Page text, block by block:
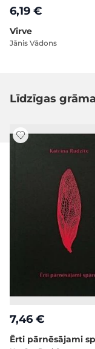
6,19 €
Virve
Jānis Vādons
Līdzīgas
7,46 €
Ērti pārnēsājami